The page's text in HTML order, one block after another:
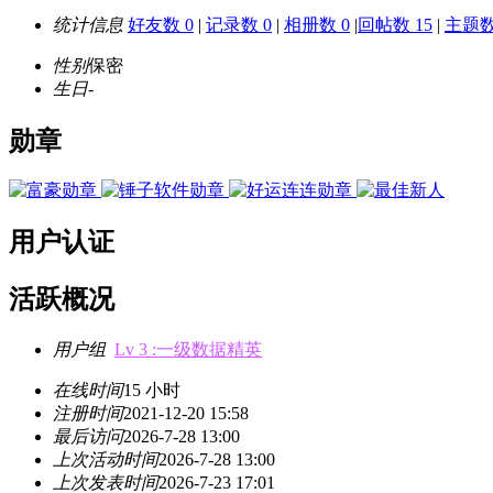
统计信息 好友数 0 | 记录数 0 | 相册数 0 |回帖数 15 | 主题
性别保密
生日-
勋章
用户认证
活跃概况
用户组 Lv 3 :一级数据精英
在线时间15 小时
注册时间2021-12-20 15:58
最后访问2026-7-28 13:00
上次活动时间2026-7-28 13:00
上次发表时间2026-7-23 17:01